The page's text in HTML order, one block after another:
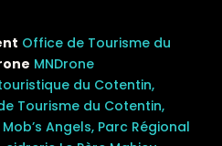
Office de Tourisme du
MNDrone
du Cotentin,
Tourisme du Cotentin,
Angels, Parc Régional